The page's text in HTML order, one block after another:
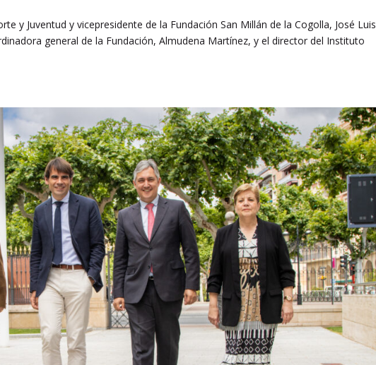
y Juventud y vicepresidente de la Fundación San Millán de la Cogolla, José Luis
general de la Fundación, Almudena Martínez, y el director del Instituto